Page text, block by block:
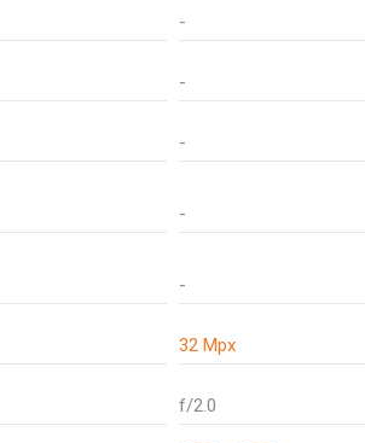
-
-
-
-
-
32 Mpx
f/2.0